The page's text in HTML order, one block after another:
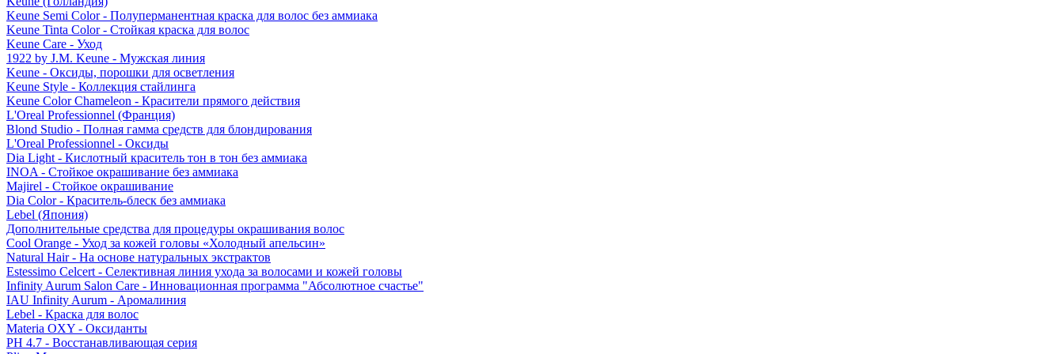
Keune Semi Color - Полуперманентная краска для волос без аммиака
Keune Tinta Color - Стойкая краска для волос
Keune Care - Уход
1922 by J.M. Keune - Мужская линия
Keune - Оксиды, порошки для осветления
Keune Style - Коллекция стайлинга
Keune Color Chameleon - Красители прямого действия
L'Oreal Professionnel (Франция)
Blond Studio - Полная гамма средств для блондирования
L'Oreal Professionnel - Оксиды
Dia Light - Кислотный краситель тон в тон без аммиака
INOA - Стойкое окрашивание без аммиака
Majirel - Стойкое окрашивание
Dia Color - Краситель-блеск без аммиака
Lebel (Япония)
Дополнительные средства для процедуры окрашивания волос
Cool Orange - Уход за кожей головы «Холодный апельсин»
Natural Hair - На основе натуральных экстрактов
Estessimo Celcert - Селективная линия ухода за волосами и кожей головы
Infinity Aurum Salon Care - Инновационная программа "Абсолютное счастье"
IAU Infinity Aurum - Аромалиния
Lebel - Краска для волос
Materia OXY - Оксиданты
PH 4.7 - Восстанавливающая серия